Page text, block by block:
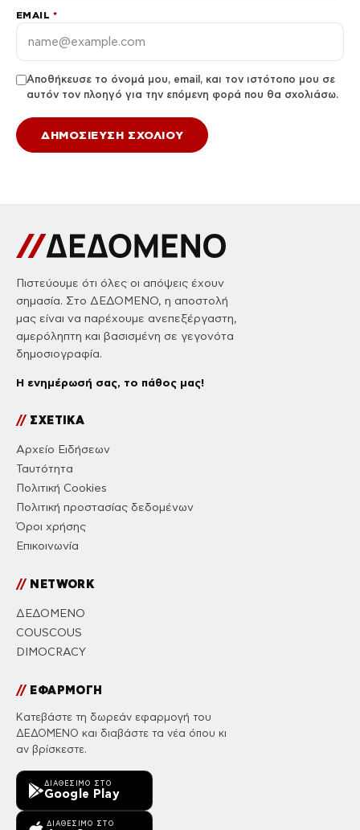
EMAIL *
Αποθήκευσε το όνομά μου, email, και τον ιστότοπο μου σε
αυτόν τον πλοηγό για την επόμενη φορά που θα σχολιάσω.
Πιστεύουμε ότι όλες οι απόψεις έχουν
σημασία. Στο ΔΕΔΟΜΕΝΟ, η αποστολή
μας είναι να παρέχουμε ανεπεξέργαστη,
αμερόληπτη και βασισμένη σε γεγονότα
δημοσιογραφία.
Η ενημέρωσή σας, το πάθος μας!
//ΣΧΕΤΙΚΑ
Αρχείο Ειδήσεων
Ταυτότητα
Πολιτική Cookies
Πολιτική προστασίας δεδομένων
Όροι χρήσης
Επικοινωνία
//NETWORK
ΔΕΔΟΜΕΝΟ
COUSCOUS
DIMOCRACY
//ΕΦΑΡΜΟΓΗ
Κατεβάστε τη δωρεάν εφαρμογή του
ΔΕΔΟΜΕΝΟ και διαβάστε τα νέα όπου κι
αν βρίσκεστε.
ΔΙΑΘΈΣΙΜΟ ΣΤΟ
Google Play
ΔΙΑΘΈΣΙΜΟ ΣΤΟ